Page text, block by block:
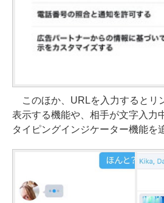
このほか、URLを入力するとリ
表示する機能や、相手が文字入力
タイピングインジケーター機能を